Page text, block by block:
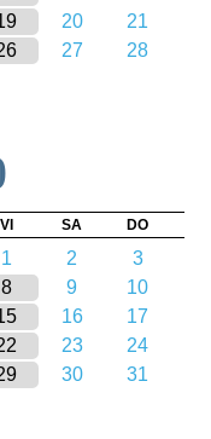
20
21
27
28
VI SA DO
1 2
3
8 9
10
16
17
23
24
30 31